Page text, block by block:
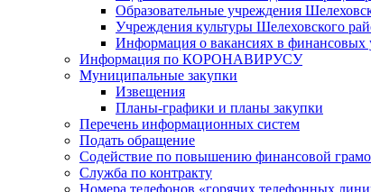
Образовательные учреждения
Учреждения культуры Шелеховского
Информация о вакансиях в финансовых
Информация по КОРОНАВИРУСУ
Муниципальные закупки
Извещения
Планы-графики и планы закупки
Перечень информационных систем
Подать обращение
Содействие по повышению финансовой
Служба по контракту
Номера телефонов «горячих телефонных